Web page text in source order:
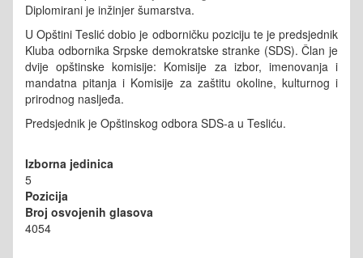
Diplomirani je inžinjer šumarstva.
U Opštini Teslić dobio je odborničku poziciju te je predsjednik
Kluba odbornika Srpske demokratske stranke (SDS). Član je
dvije opštinske komisije: Komisije za izbor, imenovanja i
mandatna pitanja i Komisije za zaštitu okoline, kulturnog i
prirodnog nasljeđa.
Predsjednik je Opštinskog odbora SDS-a u Tesliću.
Izborna jedinica
5
Pozicija
Broj osvojenih glasova
4054